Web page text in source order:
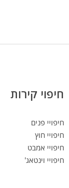
חיפוי קירות
חיפויי פנים
חיפויי חוץ
חיפויי אמבט
חיפויי וינטאג'